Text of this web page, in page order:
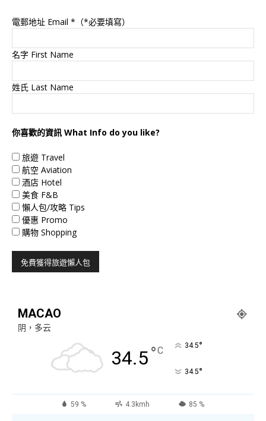
電郵地址 Email *（*必要填寫）
名字 First Name
姓氏 Last Name
你喜歡的資訊 What Info do you like?
旅遊 Travel
航空 Aviation
酒店 Hotel
美食 F&B
懶人包/攻略 Tips
優惠 Promo
購物 Shopping
MACAO
阴，多云
34.5°C 34.5°
34.5°
59 % 4.3kmh 85 %